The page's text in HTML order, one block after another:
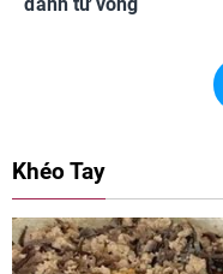
Khéo Tay